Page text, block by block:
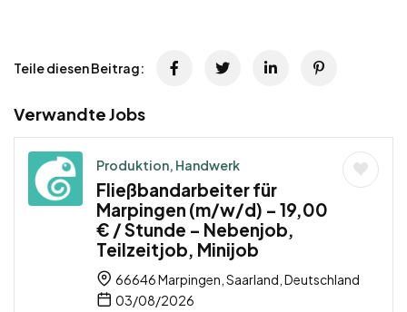
Teile diesen Beitrag:
Verwandte Jobs
Produktion, Handwerk
Fließbandarbeiter für
Marpingen (m/w/d) – 19,00
€ / Stunde – Nebenjob,
Teilzeitjob, Minijob
66646 Marpingen, Saarland, Deutschland
03/08/2026